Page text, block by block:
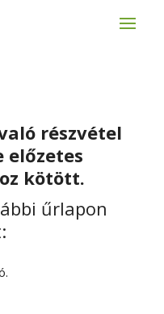
részvétel
előzetes
kötött.
űrlapon